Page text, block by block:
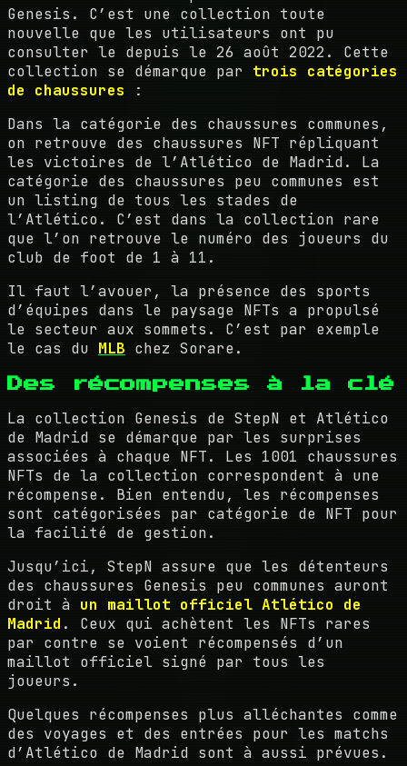
Genesis. C’est une collection toute
nouvelle que les utilisateurs ont pu
consulter le depuis le 26 août 2022. Cette
collection se démarque par trois catégories
de chaussures :
Dans la catégorie des chaussures communes,
on retrouve des chaussures NFT répliquant
les victoires de l’Atlético de Madrid. La
catégorie des chaussures peu communes est
un listing de tous les stades de
l’Atlético. C’est dans la collection rare
que l’on retrouve le numéro des joueurs du
club de foot de 1 à 11.
Il faut l’avouer, la présence des sports
d’équipes dans le paysage NFTs a propulsé
le secteur aux sommets. C’est par exemple
le cas du MLB chez Sorare.
Des récompenses à la clé
La collection Genesis de StepN et Atlético
de Madrid se démarque par les surprises
associées à chaque NFT. Les 1001 chaussures
NFTs de la collection correspondent à une
récompense. Bien entendu, les récompenses
sont catégorisées par catégorie de NFT pour
la facilité de gestion.
Jusqu’ici, StepN assure que les détenteurs
des chaussures Genesis peu communes auront
droit à un maillot officiel Atlético de
Madrid . Ceux qui achètent les NFTs rares
par contre se voient récompensés d’un
maillot officiel signé par tous les
joueurs.
Quelques récompenses plus alléchantes comme
des voyages et des entrées pour les matchs
d’Atlético de Madrid sont à aussi prévues.